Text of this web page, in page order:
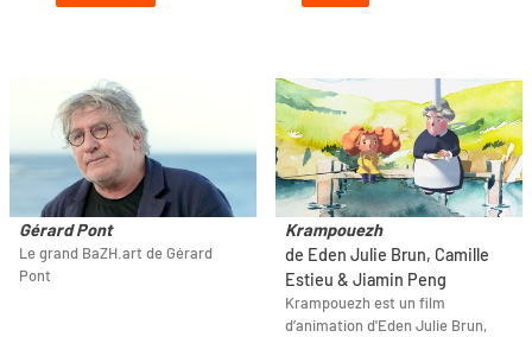
Gérard Pont
Le grand BaZH.art de Gérard
Pont
Krampouezh
de Eden Julie Brun, Camille
Estieu & Jiamin Peng
Krampouezh est un film
d’animation d'Eden Julie Brun,